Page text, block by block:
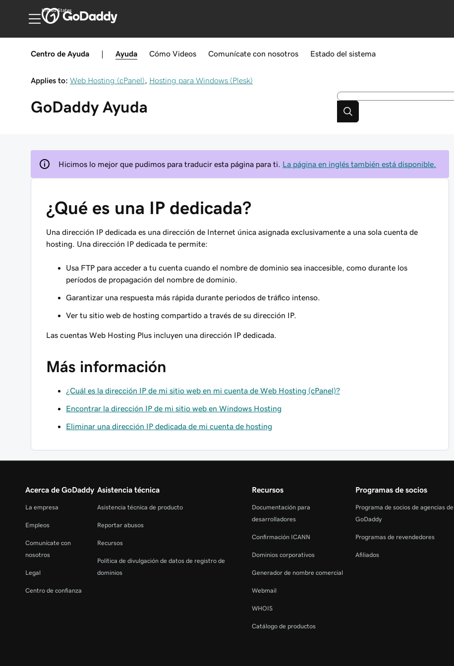
United States
Centro de Ayuda Ayuda Cómo Videos Comunícate con nosotros Estado del sistema
Applies to: Web Hosting (cPanel) Hosting para Windows (Plesk)
GoDaddy Ayuda
Hicimos lo mejor que pudimos para traducir esta página para ti. La página en inglés también está disponible.
¿Qué es una IP dedicada?
Una dirección IP dedicada es una dirección de Internet única asignada exclusivamente a una sola cuenta de
hosting. Una dirección IP dedicada te permite:
Usa FTP para acceder a tu cuenta cuando el nombre de dominio sea inaccesible, como durante los
períodos de propagación del nombre de dominio.
Garantizar una respuesta más rápida durante periodos de tráfico intenso.
Ver tu sitio web de hosting compartido a través de su dirección IP.
Las cuentas Web Hosting Plus incluyen una dirección IP dedicada.
Más información
¿Cuál es la dirección IP de mi sitio web en mi cuenta de Web Hosting (cPanel)?
Encontrar la dirección IP de mi sitio web en Windows Hosting
Eliminar una dirección IP dedicada de mi cuenta de hosting
Acerca de GoDaddy
La empresa
Empleos
Comunícate con
nosotros
Legal
Centro de confianza
Asistencia técnica
Asistencia técnica de producto
Reportar abusos
Recursos
Política de divulgación de datos de registro de
dominios
Recursos
Documentación para
desarrolladores
Confirmación ICANN
Dominios corporativos
Generador de nombre comercial
Webmail
WHOIS
Catálogo de productos
Programas de socios
Programa de socios de agencias de
GoDaddy
Programas de revendedores
Afiliados